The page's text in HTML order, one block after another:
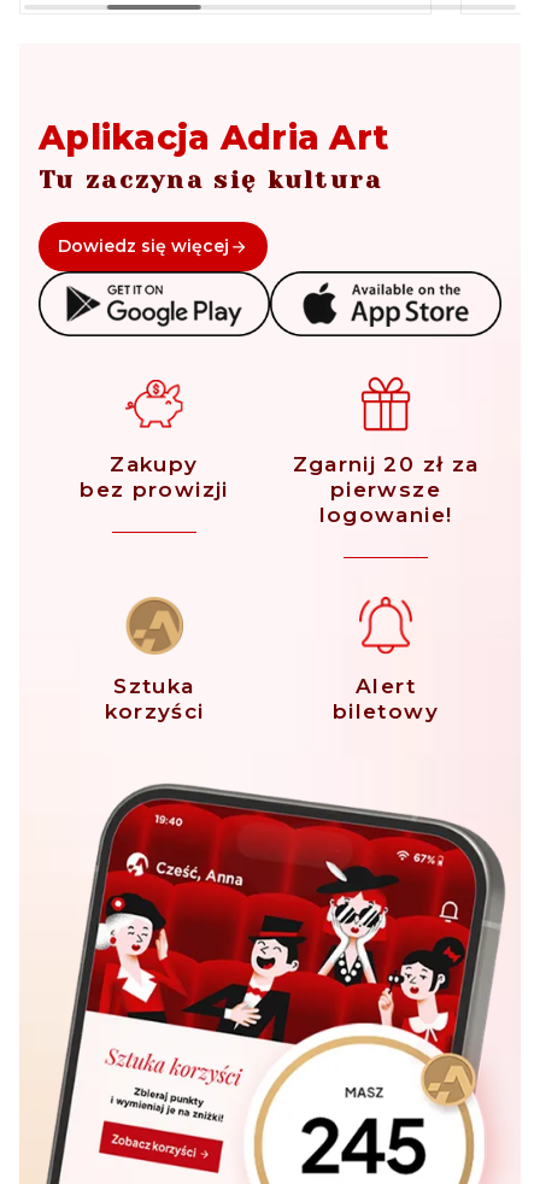
Aplikacja Adria Art
Tu zaczyna się kultura
Dowiedz się więcej
Zakupy
bez prowizji
Zgarnij 20 zł za
pierwsze
logowanie!
Sztuka
korzyści
Alert
biletowy